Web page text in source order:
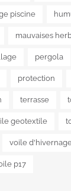
piscine
mauvaises
pergola
protection
terrasse
geotextile
voile
p17